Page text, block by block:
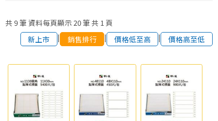
共 9筆 資料每頁顯示 20筆 共 1頁
新上市
| 銷售排行 | 價格低至高 | 價格高至低